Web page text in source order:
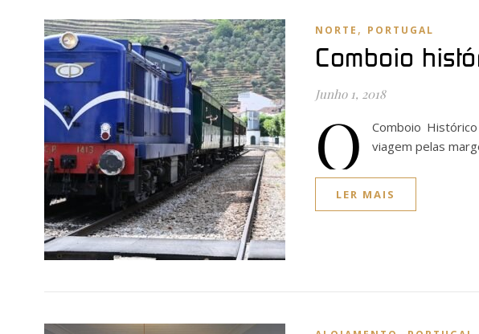
NORTE , PORTUGAL
Comboio
Junho 1, 2018
O
Comboio
viagem pelas
LER MAIS